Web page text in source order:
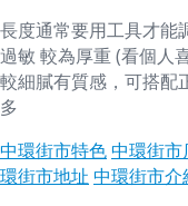
長度通常要用工具才能
過敏 較為厚重 (看個人
較細膩有質感，可搭配
多
中環街市特色中環街市
環街市地址 中環街市介